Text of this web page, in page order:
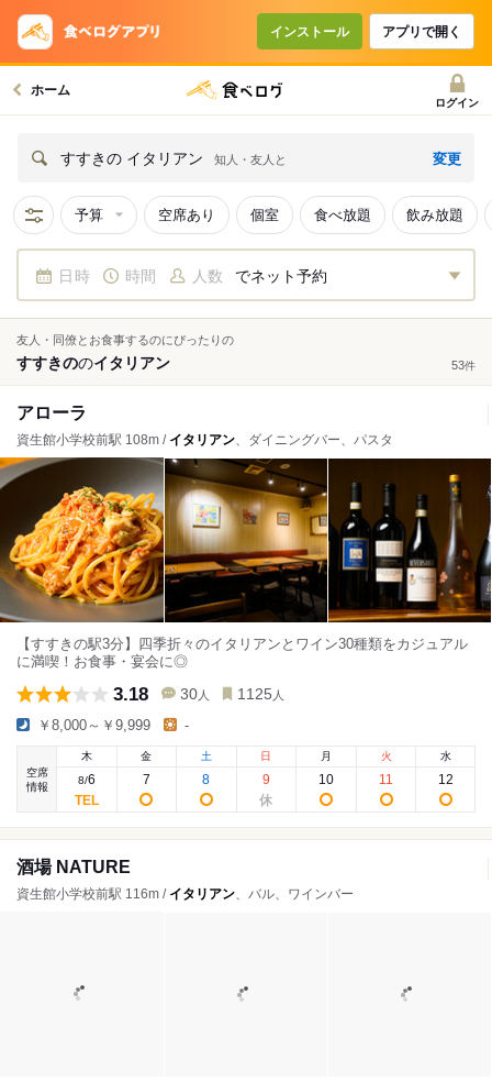
インストール アプリで開く
ホーム
ログイン
すすきの イタリアン 知人・友人と 変更
予算 空席あり 個室 食べ放題 飲み放題
日時 時間 人数 でネット予約
友人・同僚とお食事するのにぴったりの
すすきののイタリアン 53件
アローラ
資生館小学校前駅 108m / イタリアン、ダイニングバー、パスタ
【すすきの駅3分】四季折々のイタリアンとワイン30種類をカジュアル
に満喫！お食事・宴会に◎
3.18 30 人 1125 人
￥8,000～￥9,999 -
空席
情報
木
8/6
金
7
土
8
日
9
月
10
火
11
水
12
酒場 NATURE
資生館小学校前駅 116m / イタリアン、バル、ワインバー